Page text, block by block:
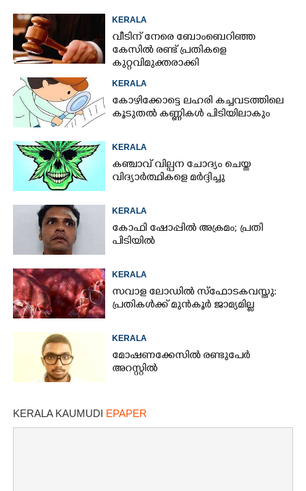
KERALA
വീടിന് നേരെ ബോംബെറിഞ്ഞ
കേസിൽ രണ്ട് പ്രതികളെ
കുറ്റവിമുക്തരാക്കി
KERALA
കോഴിക്കോട്ടെ ലഹരി കച്ചവടത്തിലെ
കൂടുതൽ കണ്ണികൾ പിടിയിലാകും
KERALA
കഞ്ചാവ് വില്പന ചോദ്യം ചെയ്ത
വിദ്യാർത്ഥികളെ മർദ്ദിച്ചു
KERALA
കോഫി ഷോപ്പിൽ അക്രമം; പ്രതി
പിടിയിൽ
KERALA
സവാള ലോഡിൽ സ്ഫോടകവസ്തു:
പ്രതികൾക്ക് മുൻകൂർ ജാമ്യമില്ല
KERALA
മോഷണക്കേസിൽ രണ്ടുപേർ
അറസ്റ്റിൽ
KERALA KAUMUDI EPAPER